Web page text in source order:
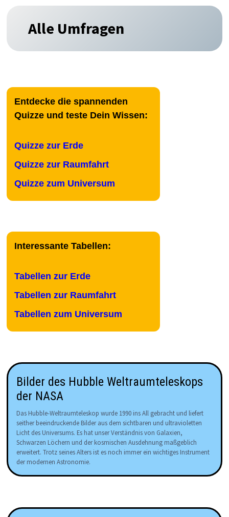
Alle Umfragen
Entdecke die spannenden
Quizze und teste Dein Wissen:
Quizze zur Erde
Quizze zur Raumfahrt
Quizze zum Universum
Interessante Tabellen:
Tabellen zur Erde
Tabellen zur Raumfahrt
Tabellen zum Universum
Bilder des Hubble Weltraumteleskops
der NASA
Das Hubble-Weltraumteleskop wurde 1990 ins All gebracht und liefert
seither beeindruckende Bilder aus dem sichtbaren und ultravioletten
Licht des Universums. Es hat unser Verständnis von Galaxien,
Schwarzen Löchern und der kosmischen Ausdehnung maßgeblich
erweitert. Trotz seines Alters ist es noch immer ein wichtiges Instrument
der modernen Astronomie.